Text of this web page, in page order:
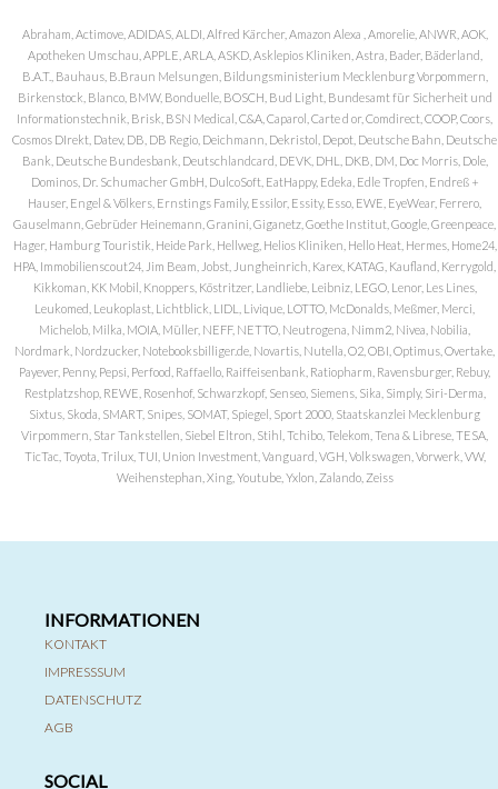
Abraham, Actimove, ADIDAS, ALDI, Alfred Kärcher, Amazon Alexa , Amorelie, ANWR, AOK,
Apotheken Umschau, APPLE, ARLA, ASKD, Asklepios Kliniken, Astra, Bader, Bäderland,
B.A.T., Bauhaus, B.Braun Melsungen, Bildungsministerium Mecklenburg Vorpommern,
Birkenstock, Blanco, BMW, Bonduelle, BOSCH, Bud Light, Bundesamt für Sicherheit und
Informationstechnik, Brisk, BSN Medical, C&A, Caparol, Carte d or, Comdirect, COOP, Coors,
Cosmos DIrekt, Datev, DB, DB Regio, Deichmann, Dekristol, Depot, Deutsche Bahn, Deutsche
Bank, Deutsche Bundesbank, Deutschlandcard, DEVK, DHL, DKB, DM, Doc Morris, Dole,
Dominos, Dr. Schumacher GmbH, DulcoSoft, EatHappy, Edeka, Edle Tropfen, Endreß +
Hauser, Engel & Völkers, Ernstings Family, Essilor, Essity, Esso, EWE, EyeWear, Ferrero,
Gauselmann, Gebrüder Heinemann, Granini, Giganetz, Goethe Institut, Google, Greenpeace,
Hager, Hamburg Touristik, Heide Park, Hellweg, Helios Kliniken, Hello Heat, Hermes, Home24,
HPA, Immobilienscout24, Jim Beam, Jobst, Jungheinrich, Karex, KATAG, Kaufland, Kerrygold,
Kikkoman, KK Mobil, Knoppers, Köstritzer, Landliebe, Leibniz, LEGO, Lenor, Les Lines,
Leukomed, Leukoplast, Lichtblick, LIDL, Livique, LOTTO, McDonalds, Meßmer, Merci,
Michelob, Milka, MOIA, Müller, NEFF, NETTO, Neutrogena, Nimm2, Nivea, Nobilia,
Nordmark, Nordzucker, Notebooksbilliger.de, Novartis, Nutella, O2, OBI, Optimus, Overtake,
Payever, Penny, Pepsi, Perfood, Raffaello, Raiffeisenbank, Ratiopharm, Ravensburger, Rebuy,
Restplatzshop, REWE, Rosenhof, Schwarzkopf, Senseo, Siemens, Sika, Simply, Siri-Derma,
Sixtus, Skoda, SMART, Snipes, SOMAT, Spiegel, Sport 2000, Staatskanzlei Mecklenburg
Virpommern, Star Tankstellen, Siebel Eltron, Stihl, Tchibo, Telekom, Tena & Librese, TESA,
TicTac, Toyota, Trilux, TUI, Union Investment, Vanguard, VGH, Volkswagen, Vorwerk, VW,
Weihenstephan, Xing, Youtube, Yxlon, Zalando, Zeiss
INFORMATIONEN
KONTAKT
IMPRESSSUM
DATENSCHUTZ
AGB
SOCIAL